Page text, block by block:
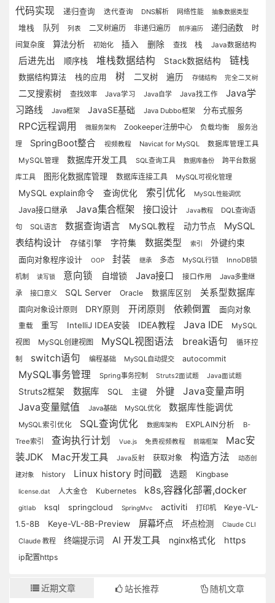
代码实现
递归查询 迭代查询 DNS解析 网络性能 抽象数据类型
堆栈 队列 列表 二叉树遍历 非递归遍历 前序遍历 递归函数
时
间复杂度
算法分析 初始化 插入 删除 查找 栈 Java数据结构
后进先出 顺序栈 堆栈数据结构 Stack数据结构 链栈
数据结构算法 栈的应用 树 二叉树 遍历 存储结构 完全二叉树
二叉搜索树 查找效率 Java学习 Java自学 Java找工作
Java学
习路线
Java框架 JavaSE基础 Java Dubbo框架 分布式服务
RPC远程调用 微服务架构 Zookeeper注册中心 负载均衡
服务治
理
SpringBoot整合 视频教程 Navicat for MySQL
数据库管理工具
MySQL管理
数据库开发工具 SQL查询工具 数据库备份
跨平台数据
库工具
图形化数据库管理 数据库连接工具 MySQL可视化管理
MySQL explain命令 查询优化 索引优化 MySQL性能调优
Java接口继承 Java集合框架 接口设计 Java教程
DQL查询语
句
SQL语言 数据查询语言 MySQL教程 动力节点
MySQL
表结构设计
存储引擎 字符集 数据类型 索引
外键约束
面向对象程序设计
OOP 封装 继承 多态 MySQL行锁
InnoDB锁
机制
读写锁 意向锁 自增锁 Java接口 接口作用
Java多重继
承
接口意义 SQL Server Oracle 数据库区别 关系型数据库
面向对象设计原则 DRY原则 开闭原则 依赖倒置 面向对象
重载 重写 IntelliJ IDEA安装 IDEA教程 Java IDE
MySQL
视图
MySQL创建视图 MySQL视图语法 break语句
循环控
制
switch语句 编程基础 MySQL自动提交 autocommit
MySQL事务管理 Spring事务控制 Struts2面试题 Java面试题
Struts2框架 数据库 SQL 主键 外键
Java变量声明
Java变量赋值
Java基础 MySQL优化 数据库性能调优
MySQL索引优化 SQL查询优化 数据库架构 EXPLAIN分析
B-
Tree索引
查询执行计划 Vue.js 免费视频教程 前端框架
Mac安
装JDK
Mac开发工具 Java反射 获取对象 构造方法 动态创
建对象 history Linux history 时间戳 选题 Kingbase
license.dat 人大金仓 Kubernetes k8s,容器化部署,docker
gitlab ksql springcloud SpringMvc activiti 打印机
Keye-VL-
1.5-8B
Keye-VL-8B-Preview 屏幕坏点 坏点检测 Claude CLI
Claude 教程 终端提示词 AI 开发工具 nginx格式化 https
ip配置https
近期文章 站长推荐 随机文章